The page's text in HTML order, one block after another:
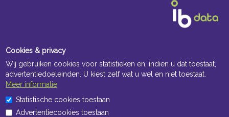
Openingstijden Kantoor
Cookies & privacy
Wij gebruiken cookies voor statistieken en, indien u dat toestaat,
advertentiedoeleinden. U kiest zelf wat u wel en niet toestaat.
Meer informatie
Statistische cookies toestaan
Advertentiecookies toestaan